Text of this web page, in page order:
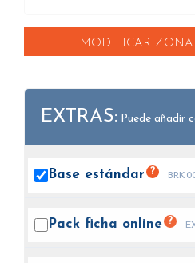
MODIFICAR ZONA
EXTRAS: Puede añadir
Base estándar ?
Pack ficha online ?